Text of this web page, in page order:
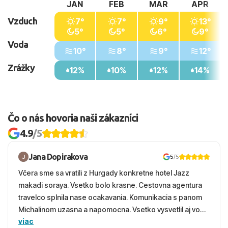
Vzduch
Voda
Zrážky
JAN
7°
5°
10°
12%
FEB
7°
5°
8°
10%
MAR
9°
6°
9°
12%
APR
13°
9°
12°
14%
Čo o nás hovoria naši zákazníci
4.9/5
Jana Dopirakova 5/5
Včera sme sa vratili z Hurgady konkretne hotel Jazz
makadi soraya. Vsetko bolo krasne. Cestovna agentura
travelco splnila nase ocakavania. Komunikacia s panom
Michalinom uzasna a napomocna. Vsetko vysvetlil aj vo
vecernych hodinach zaco sa ospravedlnujem. Hotel
viac